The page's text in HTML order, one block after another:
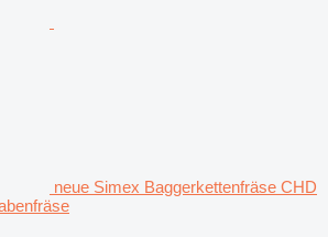
neue Simex Baggerkettenfräse CHD